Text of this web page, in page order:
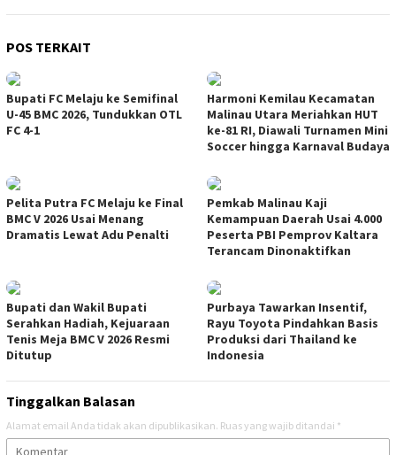
POS TERKAIT
Bupati FC Melaju ke Semifinal
U-45 BMC 2026, Tundukkan OTL
FC 4-1
Harmoni Kemilau Kecamatan
Malinau Utara Meriahkan HUT
ke-81 RI, Diawali Turnamen Mini
Soccer hingga Karnaval Budaya
Pelita Putra FC Melaju ke Final
BMC V 2026 Usai Menang
Dramatis Lewat Adu Penalti
Pemkab Malinau Kaji
Kemampuan Daerah Usai 4.000
Peserta PBI Pemprov Kaltara
Terancam Dinonaktifkan
Bupati dan Wakil Bupati
Serahkan Hadiah, Kejuaraan
Tenis Meja BMC V 2026 Resmi
Ditutup
Purbaya Tawarkan Insentif,
Rayu Toyota Pindahkan Basis
Produksi dari Thailand ke
Indonesia
Tinggalkan Balasan
Alamat email Anda tidak akan dipublikasikan. Ruas yang wajib ditandai *